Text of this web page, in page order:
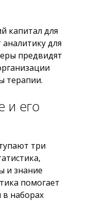
капитал для
для
предвидят
терапии.
и его
три
и знание
помогает
наборах